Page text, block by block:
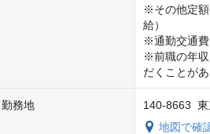
※その他定額
給）
※通勤交通
※前職の年収
だくことが
勤務地
140-8663 東
地図で確